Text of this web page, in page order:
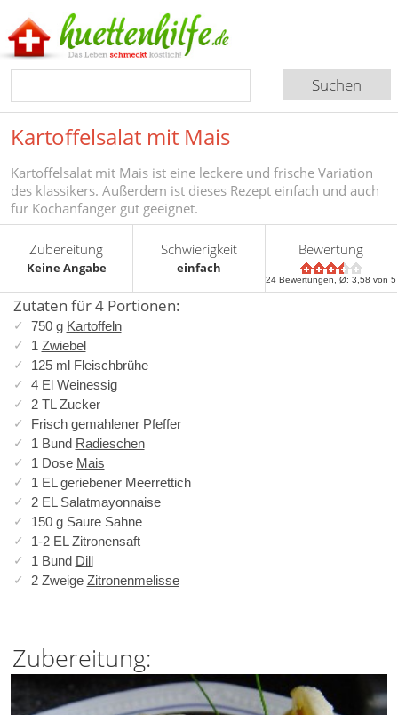
Kartoffelsalat mit Mais
Kartoffelsalat mit Mais ist eine leckere und frische Variation
des klassikers. Außerdem ist dieses Rezept einfach und auch
für Kochanfänger gut geeignet.
Zubereitung
Keine Angabe
Schwierigkeit
einfach
Bewertung
24 Bewertungen, Ø:3,58 von 5
Zutaten für 4 Portionen:
750 g Kartoffeln
1 Zwiebel
125 ml Fleischbrühe
4 El Weinessig
2 TL Zucker
Frisch gemahlener Pfeffer
1 Bund Radieschen
1 Dose Mais
1 EL geriebener Meerrettich
2 EL Salatmayonnaise
150 g Saure Sahne
1-2 EL Zitronensaft
1 Bund Dill
2 Zweige Zitronenmelisse
Zubereitung: